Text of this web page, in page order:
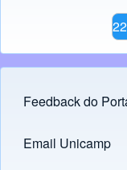
Footer menu
Feedback do
Links
Email Unicamp
(opens in new tab)